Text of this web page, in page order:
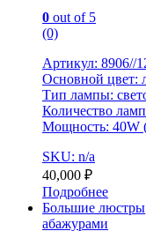
0 out of 5
(0)
Артикул: 8906//
Основной цвет:
Тип лампы:
Количество
Мощность: 40W
SKU: n/a
40,000 ₽
Подробнее
Большие люстры
абажурами